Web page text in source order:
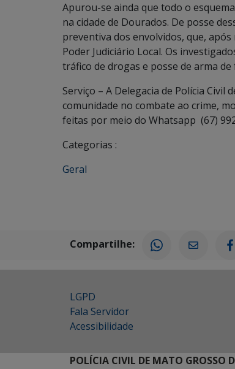
Apurou-se ainda que todo o
na cidade de Dourados. De posse
preventiva dos envolvidos, que,
Poder Judiciário Local. Os
tráfico de drogas e posse de arma de
Serviço – A Delegacia de Polícia
comunidade no combate ao crime,
feitas por meio do Whatsapp (67)
Categorias :
Geral
Compartilhe:
LGPD
Fala Servidor
Acessibilidade
POLÍCIA CIVIL DE MATO GROSSO